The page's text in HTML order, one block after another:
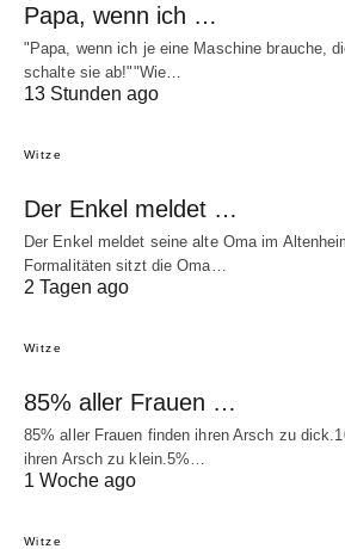
Papa, wenn ich …
"Papa, wenn ich je eine Maschine brauche,
schalte sie ab!""Wie…
13 Stunden ago
Witze
Der Enkel meldet …
Der Enkel meldet seine alte Oma im
Formalitäten sitzt die Oma…
2 Tagen ago
Witze
85% aller Frauen …
85% aller Frauen finden ihren Arsch zu
ihren Arsch zu klein.5%…
1 Woche ago
Witze